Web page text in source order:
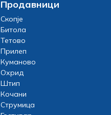
Продавници
Скопје
Битола
Тетово
Прилеп
Куманово
Охрид
Штип
Кочани
Струмица